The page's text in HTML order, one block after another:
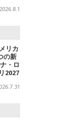
2026.8.1
リカ
の新
・ロ
2027